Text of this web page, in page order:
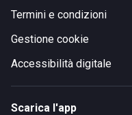
Termini e condizioni
Gestione cookie
Accessibilità digitale
Scarica l'app